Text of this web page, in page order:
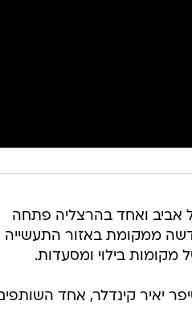
אביב ואחד בהרצליה פתחה
ממקומת באזור התעשייה
מקומות בילוי ומסעדות.
יאיר קינדלר, אחד